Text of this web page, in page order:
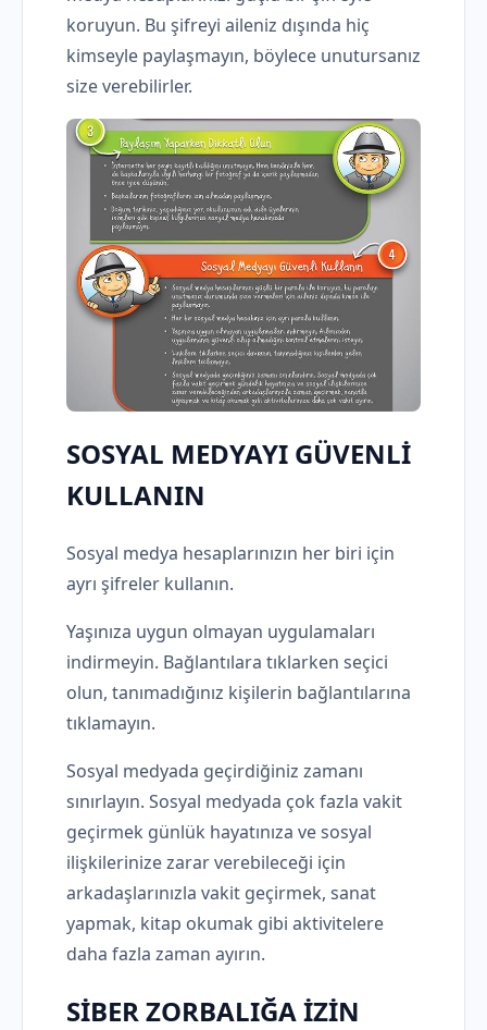
koruyun. Bu şifreyi aileniz dışında hiç
kimseyle paylaşmayın, böylece unutursanız
size verebilirler.
SOSYAL MEDYAYI GÜVENLİ
KULLANIN
Sosyal medya hesaplarınızın her biri için
ayrı şifreler kullanın.
Yaşınıza uygun olmayan uygulamaları
indirmeyin. Bağlantılara tıklarken seçici
olun, tanımadığınız kişilerin bağlantılarına
tıklamayın.
Sosyal medyada geçirdiğiniz zamanı
sınırlayın. Sosyal medyada çok fazla vakit
geçirmek günlük hayatınıza ve sosyal
ilişkilerinize zarar verebileceği için
arkadaşlarınızla vakit geçirmek, sanat
yapmak, kitap okumak gibi aktivitelere
daha fazla zaman ayırın.
SİBER ZORBALIĞA İZİN